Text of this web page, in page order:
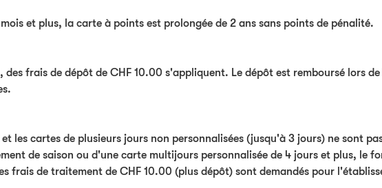
et plus, la carte à points est prolongée de 2 ans sans points de pénalité.
des frais de dépôt de CHF 10.00 s'appliquent. Le dépôt est remboursé lors
les cartes de plusieurs jours non personnalisées (jusqu'à 3 jours) ne sont
de saison ou d'une carte multijours personnalisée de 4 jours et plus, le
frais de traitement de CHF 10.00 (plus dépôt) sont demandés pour